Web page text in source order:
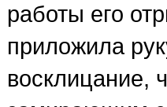
работы его
приложила
восклицание,